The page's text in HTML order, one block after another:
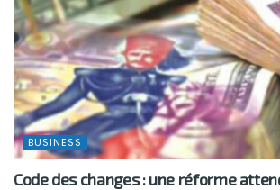
BUSINESS
Code des changes : une réforme